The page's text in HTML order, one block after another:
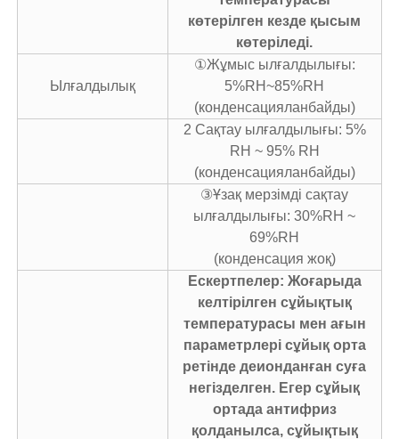
көтерілген кезде қысым
көтеріледі.
Ылғалдылық
①Жұмыс ылғалдылығы:
5%RH~85%RH
(конденсацияланбайды)
2 Сақтау ылғалдылығы: 5%
RH ~ 95% RH
(конденсацияланбайды)
③Ұзақ мерзімді сақтау
ылғалдылығы: 30%RH ~
69%RH
(конденсация жоқ)
Ескертпелер: Жоғарыда
келтірілген сұйықтық
температурасы мен ағын
параметрлері сұйық орта
ретінде деионданған суға
негізделген. Егер сұйық
ортада антифриз
қолданылса, сұйықтық